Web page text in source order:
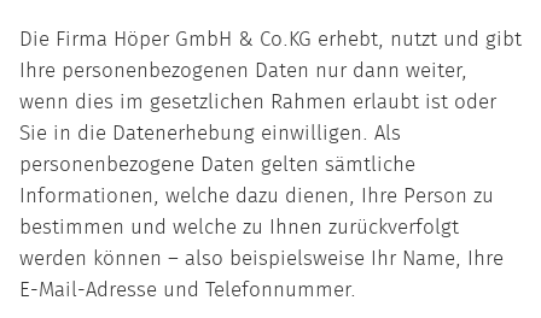
Die Firma Höper GmbH & Co.KG erhebt, nutzt und gibt
Ihre personenbezogenen Daten nur dann weiter,
wenn dies im gesetzlichen Rahmen erlaubt ist oder
Sie in die Datenerhebung einwilligen. Als
personenbezogene Daten gelten sämtliche
Informationen, welche dazu dienen, Ihre Person zu
bestimmen und welche zu Ihnen zurückverfolgt
werden können – also beispielsweise Ihr Name, Ihre
E-Mail-Adresse und Telefonnummer.